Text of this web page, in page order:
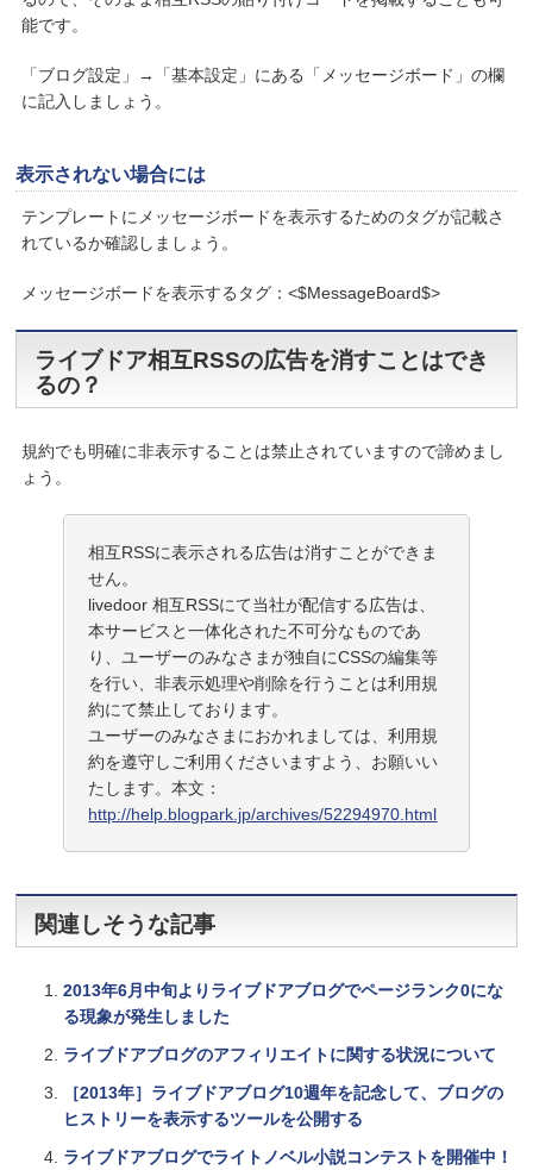
能です。
「ブログ設定」→「基本設定」にある「メッセージボード」の欄
に記入しましょう。
表示されない場合には
テンプレートにメッセージボードを表示するためのタグが記載さ
れているか確認しましょう。
メッセージボードを表示するタグ：<$MessageBoard$>
ライブドア相互RSSの広告を消すことはでき
るの？
規約でも明確に非表示することは禁止されていますので諦めまし
ょう。
相互RSSに表示される広告は消すことができま
せん。
livedoor 相互RSSにて当社が配信する広告は、
本サービスと一体化された不可分なものであ
り、ユーザーのみなさまが独自にCSSの編集等
を行い、非表示処理や削除を行うことは利用規
約にて禁止しております。
ユーザーのみなさまにおかれましては、利用規
約を遵守しご利用くださいますよう、お願いい
たします。本文：
http://help.blogpark.jp/archives/52294970.html
関連しそうな記事
2013年6月中旬よりライブドアブログでページランク0にな
る現象が発生しました
ライブドアブログのアフィリエイトに関する状況について
［2013年］ライブドアブログ10週年を記念して、ブログの
ヒストリーを表示するツールを公開する
ライブドアブログでライトノベル小説コンテストを開催中！